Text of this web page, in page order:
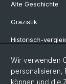
Alte Geschichte
Gräzistik
Historisch-
Klassische
Latinistik
Wir verwenden
personalisieren,
können und die